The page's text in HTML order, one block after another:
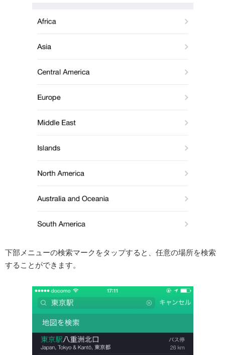
下部メニューの検索マークをタップすると、任意の場所を検索
することができます。